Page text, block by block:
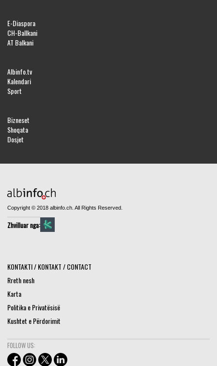
E-Diaspora
CH-Ballkani
AT Balkani
Albinfo.tv
Kalendari
Sport
Bizneset
Shoqata
Dosjet
Copyright © 2018 albinfo.ch. All Rights Reserved.
Zhvilluar nga:
KONTAKTI / KONTAKT / CONTACT
Rreth nesh
Karta
Politika e Privatësisë
Kushtet e Përdorimit
FOLLOW US: